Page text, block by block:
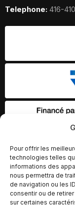
Pour offrir les
technologies telles
informations des
nous permettra de
de navigation ou les
consentir ou de
sur certaines
Telephone: 416-